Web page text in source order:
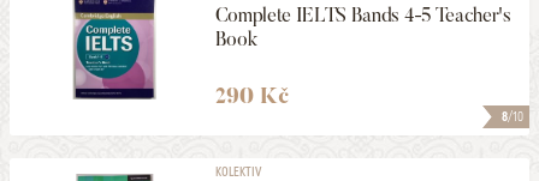
8/10
Complete IELTS Bands 4-5 Teacher's
Book
290 Kč
KOLEKTIV